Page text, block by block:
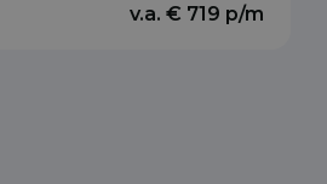
v.a. € 719 p/m